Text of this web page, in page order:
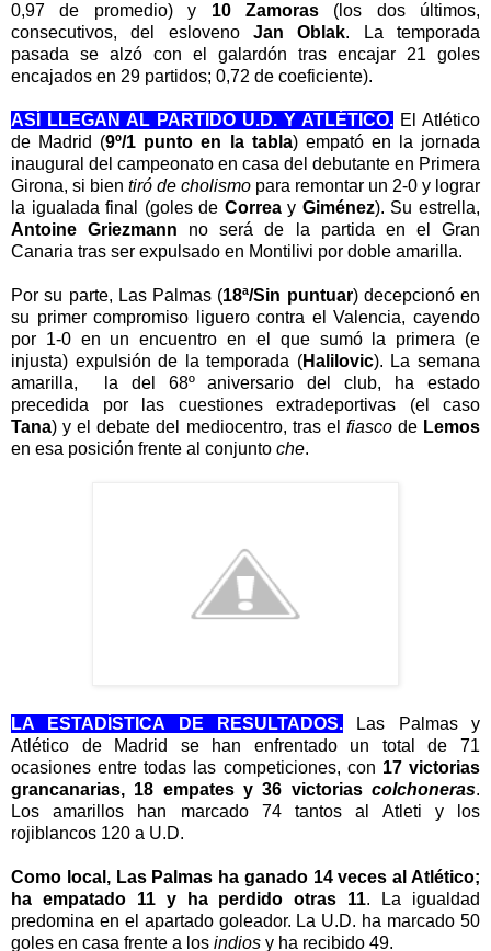
0,97 de promedio) y 10 Zamoras (los dos últimos,
consecutivos, del esloveno Jan Oblak. La temporada
pasada se alzó con el galardón tras encajar 21 goles
encajados en 29 partidos; 0,72 de coeficiente).
ASÍ LLEGAN AL PARTIDO U.D. Y ATLÉTICO. E Atlético
de Madrid (9º/1 punto en la tabla) empató en la jornada
inaugural del campeonato en casa del debutante en Primera
Girona, si bien tiró de cholismo para remontar un 2-0 y lograr
la igualada final (goles de Correay Giménez). Su estrella,
Antoine Griezmann no será de la partida en el Gran
Canaria tras ser expulsado en Montilivi por doble amarilla.
Por su parte, Las Palmas (18ª/Sin puntuar) decepcionó en
su primer compromiso liguero contra el Valencia, cayendo
por 1-0 en un encuentro en el que sumó la primera (e
injusta) expulsión de la temporada (Halilovic). La semana
amarilla, la del 68º aniversario del club, ha estado
precedida por las cuestiones extradeportivas (el caso
Tana) y el debate del mediocentro, tras el fiascode Lemos
en esa posición frente al conjunto che.
LA ESTADÍSTICA DE RESULTADOS. Las Palmasy
Atlético de Madrid se han enfrentado un total de 71
ocasionesentre todas las competiciones, con 17 victorias
grancanarias, 18 empates y 36 victoriascolchoneras.
Los amarillos han marcado 74 tantosal Atleti y los
rojiblancos 120 a U.D.
Como local, Las Palmas ha ganado 14 veces al Atlético;
ha empatado 11 y ha perdido otras 11. La igualdad
predomina en el apartado goleador. La U.D. ha marcado 50
goles en casa frente a los indios y ha recibido 49.